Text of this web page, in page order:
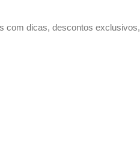
com dicas, descontos exclusivos,